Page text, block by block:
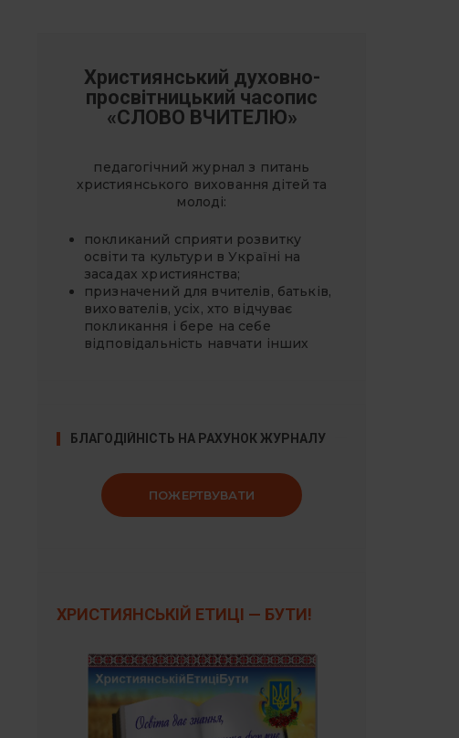
Християнський духовно-
просвітницький часопис
«СЛОВО ВЧИТЕЛЮ»
педагогічний журнал з питань
християнського виховання дітей та
молоді:
покликаний сприяти розвитку
освіти та культури в Україні на
засадах християнства;
призначений для вчителів, батьків,
вихователів, усіх, хто відчуває
покликання і бере на себе
відповідальність навчати інших
БЛАГОДІЙНІСТЬ НА РАХУНОК ЖУРНАЛУ
ПОЖЕРТВУВАТИ
ХРИСТИЯНСЬКІЙ ЕТИЦІ — БУТИ!